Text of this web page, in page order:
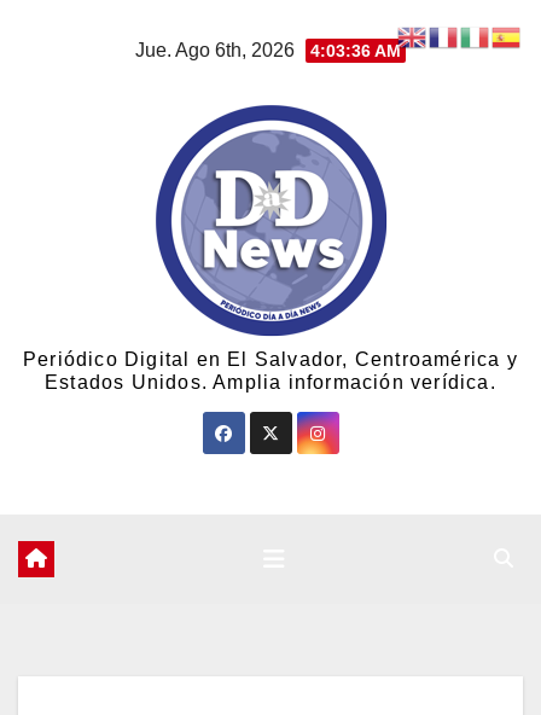
Jue. Ago 6th, 2026 4:03:37 AM
Periódico Digital en El Salvador, Centroamérica y
Estados Unidos. Amplia información verídica.